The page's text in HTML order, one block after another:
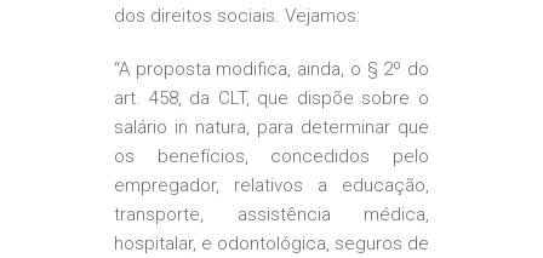
dos direitos sociais. Vejamos:
“A proposta modifica, ainda, o § 2º do
art. 458, da CLT, que dispõe sobre o
salário in natura, para determinar que
os benefícios, concedidos pelo
empregador, relativos a educação,
transporte, assistência médica,
hospitalar, e odontológica, seguros de